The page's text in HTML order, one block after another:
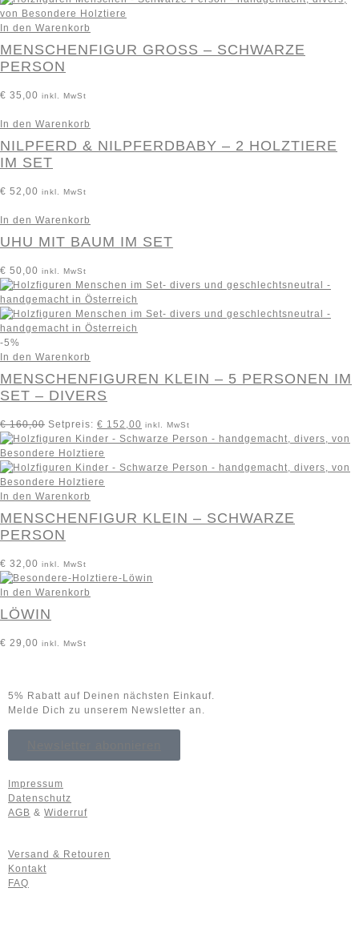
In den Warenkorb
MENSCHENFIGUR GROSS – SCHWARZE P
ERSON
€ 35,00 inkl. MwSt
In den Warenkorb
NILPFERD & NILPFERDBABY – 2 HOLZTIERE
IM SET
€ 52,00 inkl. MwSt
In den Warenkorb
UHU MIT BAUM IM SET
€ 50,00 inkl. MwSt
-5%
In den Warenkorb
MENSCHENFIGUREN KLEIN – 5 PERSONEN IM
SET – DIVERS
€160,00 Setpreis: € 152,00 inkl. MwSt
In den Warenkorb
MENSCHENFIGUR KLEIN – SCHWARZE
PERSON
€ 32,00 inkl. MwSt
In den Warenkorb
LÖWIN
€ 29,00 inkl. MwSt
5% Rabatt auf Deinen nächsten Einkauf.
Melde Dich zu unserem Newsletter an.
Impressum
Datenschutz
AGB & Widerruf
Versand & Retouren
Kontakt
FAQ